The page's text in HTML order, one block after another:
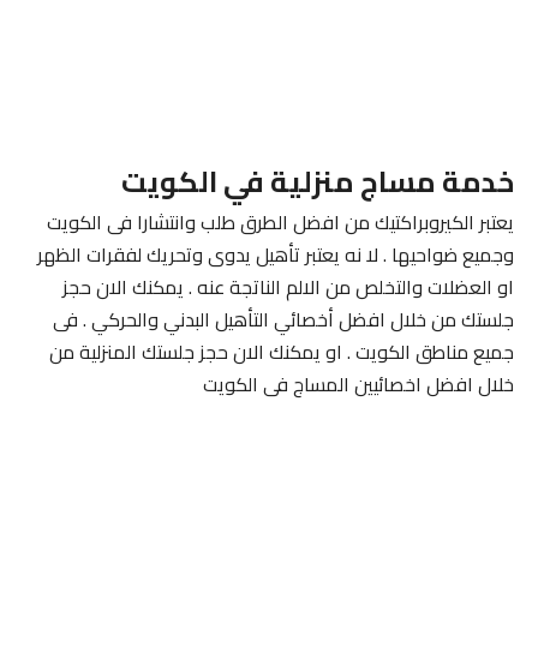
خدمة مساج منزلية في الكويت
يعتبر الكيروبراكتيك من افضل الطرق طلب وانتشارا فى الكويت
وجميع ضواحيها . لا نه يعتبر تأهيل يدوى وتحريك لفقرات الظهر
او العضلات والتخلص من الالم الناتجة عنه . يمكنك الان حجز
جلستك من خلال افضل أخصائي التأهيل البدني والحركي . فى
جميع مناطق الكويت . او يمكنك الان حجز جلستك المنزلية من
خلال افضل اخصائيين المساج فى الكويت